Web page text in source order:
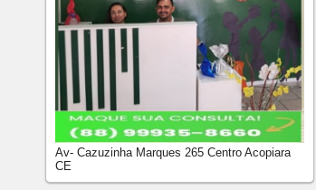
Av- Cazuzinha Marques 265 Centro Acopiara
CE